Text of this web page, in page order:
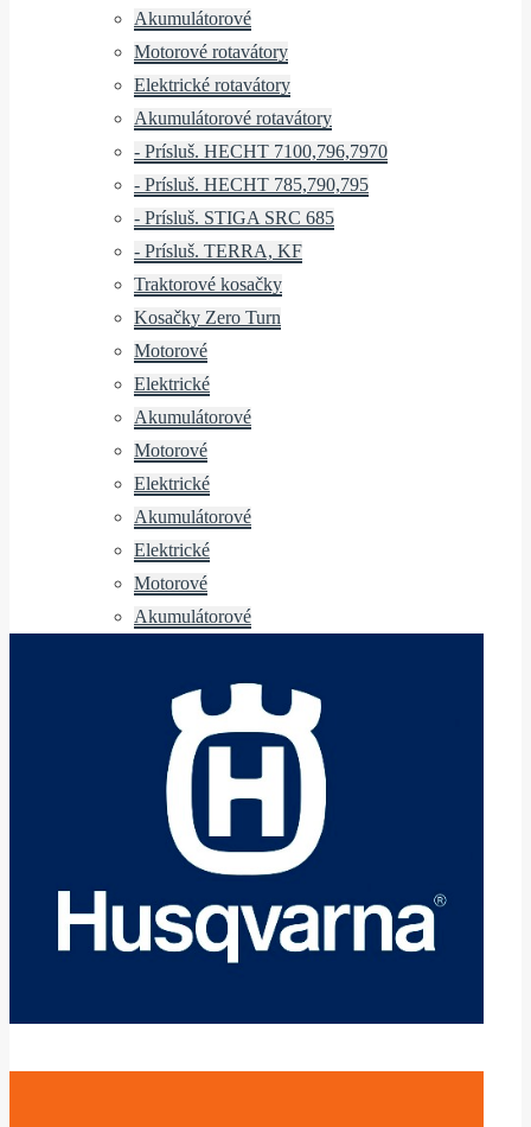
Akumulátorové
Motorové rotavátory
Elektrické rotavátory
Akumulátorové rotavátory
- Prísluš. HECHT 7100,796,7970
- Prísluš. HECHT 785,790,795
- Prísluš. STIGA SRC 685
- Prísluš. TERRA, KF
Traktorové kosačky
Kosačky Zero Turn
Motorové
Elektrické
Akumulátorové
Motorové
Elektrické
Akumulátorové
Elektrické
Motorové
Akumulátorové